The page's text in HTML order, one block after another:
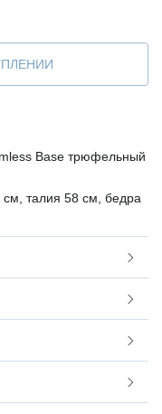
Base трюфельный
см, талия 58 см, бедра